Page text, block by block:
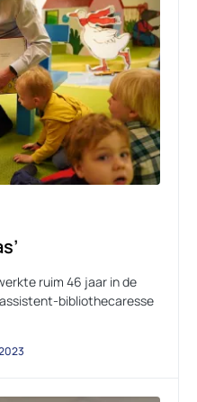
ruim 46 jaar in de
bibliothecaresse